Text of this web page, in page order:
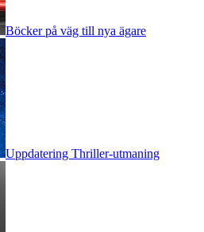
Böcker på väg till nya ägare
Uppdatering Thriller-utmaning